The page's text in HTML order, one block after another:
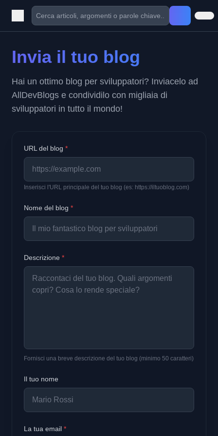
Invia il tuo blog
Hai un ottimo blog per sviluppatori? Inviacelo ad
AllDevBlogs e condividilo con migliaia di
sviluppatori in tutto il mondo!
URL del blog *
Inserisci l'URL principale del tuo blog (es: https://iltuoblog.com)
Nome del blog *
Descrizione *
Fornisci una breve descrizione del tuo blog (minimo 50 caratteri)
Il tuo nome
La tua email *